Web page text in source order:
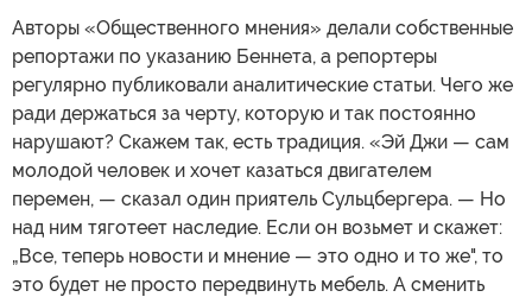
Авторы «Общественного мнения» делали собственные
репортажи по указанию Беннета, а репортеры
регулярно публиковали аналитические статьи. Чего же
ради держаться за черту, которую и так постоянно
нарушают? Скажем так, есть традиция. «Эй Джи — сам
молодой человек и хочет казаться двигателем
перемен, — сказал один приятель Сульцбергера. — Но
над ним тяготеет наследие. Если он возьмет и скажет:
„Все, теперь новости и мнение — это одно и то же", то
это будет не просто передвинуть мебель. А сменить